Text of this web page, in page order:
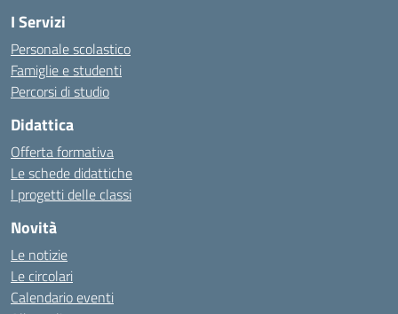
I Servizi
Personale scolastico
Famiglie e studenti
Percorsi di studio
Didattica
Offerta formativa
Le schede didattiche
I progetti delle classi
Novità
Le notizie
Le circolari
Calendario eventi